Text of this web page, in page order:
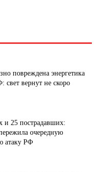
повреждена энергетика
свет вернут не скоро
и 25 пострадавших:
очередную
атаку РФ